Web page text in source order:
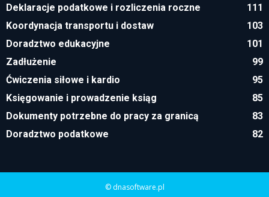
Deklaracje podatkowe i rozliczenia roczne
111
Koordynacja transportu i dostaw
103
Doradztwo edukacyjne
101
Zadłużenie
99
Ćwiczenia siłowe i kardio
95
Księgowanie i prowadzenie ksiąg
85
Dokumenty potrzebne do pracy za granicą
83
Doradztwo podatkowe
82
© dnasoftware.pl